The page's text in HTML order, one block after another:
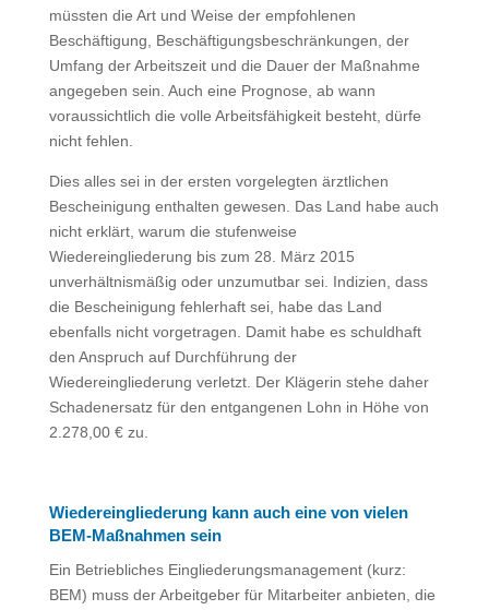
müssten die Art und Weise der empfohlenen
Beschäftigung, Beschäftigungsbeschränkungen, der
Umfang der Arbeitszeit und die Dauer der Maßnahme
angegeben sein. Auch eine Prognose, ab wann
voraussichtlich die volle Arbeitsfähigkeit besteht, dürfe
nicht fehlen.
Dies alles sei in der ersten vorgelegten ärztlichen
Bescheinigung enthalten gewesen. Das Land habe auch
nicht erklärt, warum die stufenweise
Wiedereingliederung bis zum 28. März 2015
unverhältnismäßig oder unzumutbar sei. Indizien, dass
die Bescheinigung fehlerhaft sei, habe das Land
ebenfalls nicht vorgetragen. Damit habe es schuldhaft
den Anspruch auf Durchführung der
Wiedereingliederung verletzt. Der Klägerin stehe daher
Schadenersatz für den entgangenen Lohn in Höhe von
2.278,00 € zu.
Wiedereingliederung kann auch eine von vielen
BEM-Maßnahmen sein
Ein Betriebliches Eingliederungsmanagement (kurz:
BEM) muss der Arbeitgeber für Mitarbeiter anbieten, die